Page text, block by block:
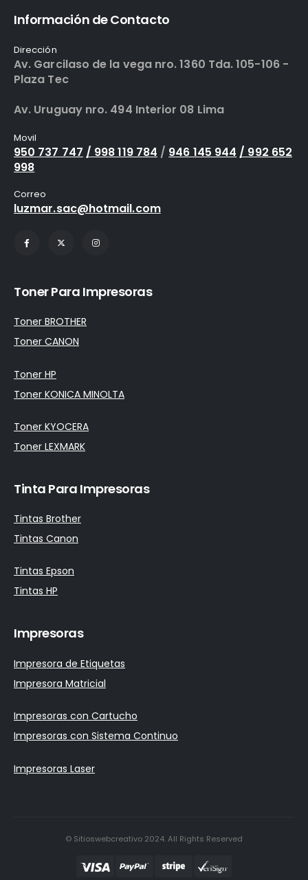
Información de Contacto
Dirección
Av. Garcilaso de la vega nro. 1360 Tda. 105-106 -
Plaza Tec
Av. Uruguay nro. 494 Interior 08 Lima
Movil
950 737 747 / 998 119 784 / 946 145 944 / 992 652
998
Correo
luzmar.sac@hotmail.com
Toner Para Impresoras
Toner BROTHER
Toner CANON
Toner HP
Toner KONICA MINOLTA
Toner KYOCERA
Toner LEXMARK
Tinta Para Impresoras
Tintas Brother
Tintas Canon
Tintas Epson
Tintas HP
Impresoras
Impresora de Etiquetas
Impresora Matricial
Impresoras con Cartucho
Impresoras con Sistema Continuo
Impresoras Laser
© Sitioswebcreativo 2024. All Rights Reserved